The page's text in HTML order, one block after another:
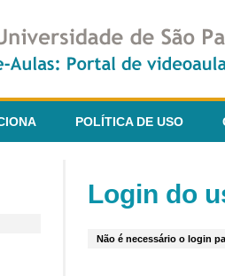
POLÍTICA DE USO
Login do
Não é necessário o login